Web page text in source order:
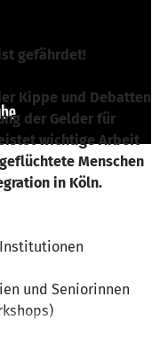
gefährdet!
Kippe und Debatten
der Gelder für
wichtige Arbeit
Menschen
in Köln.
und Seniorinnen